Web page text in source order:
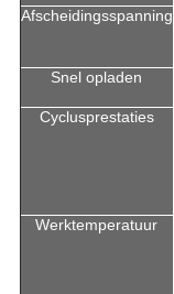
Afscheidingsspanning
Snel opladen
Cyclusprestaties
Werktemperatuur